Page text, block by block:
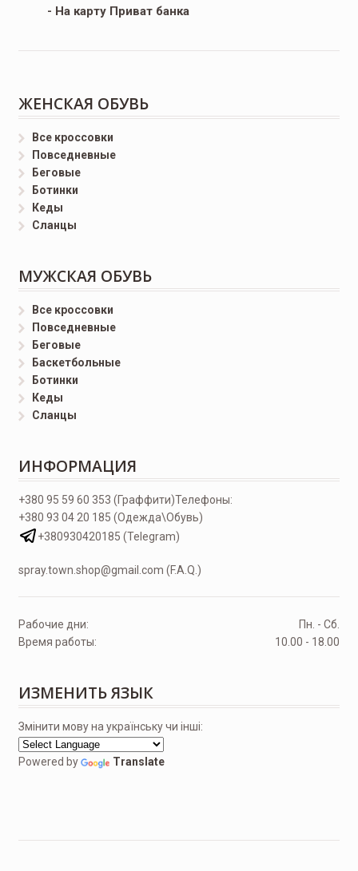
- На карту Приват банка
ЖЕНСКАЯ ОБУВЬ
Все кроссовки
Повседневные
Беговые
Ботинки
Кеды
Сланцы
МУЖСКАЯ ОБУВЬ
Все кроссовки
Повседневные
Беговые
Баскетбольные
Ботинки
Кеды
Сланцы
ИНФОРМАЦИЯ
Телефоны:
+380 95 59 60 353 (Граффити)
+380 93 04 20 185 (Одежда\Обувь)
+380930420185 (Telegram)
spray.town.shop@gmail.com (F.A.Q.)
Рабочие дни:
Пн. - Сб.
Время работы:
10.00 - 18.00
ИЗМЕНИТЬ ЯЗЫК
Змінити мову на українську чи інші:
Powered by Translate